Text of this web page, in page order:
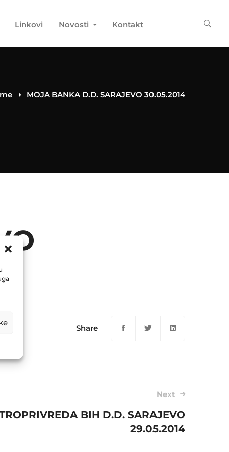
Linkovi Novosti Kontakt
MOJA BANKA D.D. SARAJEVO 30.05.2014
Share
Next
BIH D.D. SARAJEVO
29.05.2014